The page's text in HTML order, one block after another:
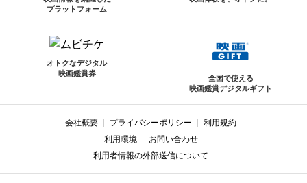
プラットフォーム
オトクなデジタル
映画鑑賞券
全国で使える
映画鑑賞デジタルギフト
会社概要 プライバシーポリシー
利用規約
利用環境
お問い合わせ
利用者情報の外部送信について